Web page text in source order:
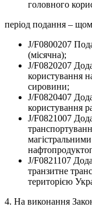
головного
період подання –
J/F0800207
(місячна);
J/F0820207
користування
сировини;
J/F0820407
користування
J/F0821007
J/F0821107
транзитне
територією
4. На виконання